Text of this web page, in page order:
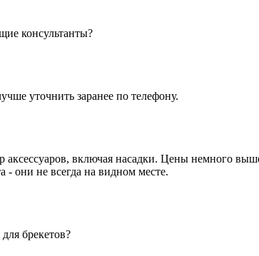
консультанты?
уточнить заранее по телефону.
включая насадки. Цены немного
- они не всегда на видном месте.
брекетов?